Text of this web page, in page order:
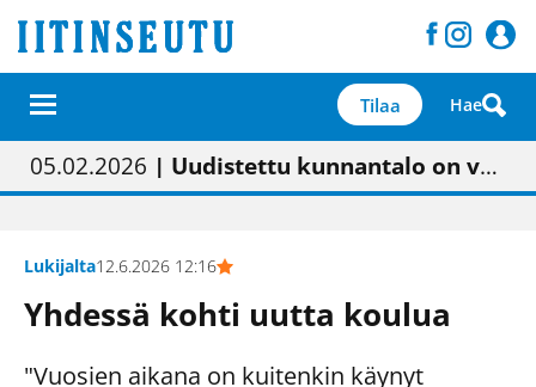
Tilaa Hae
01.02.2026 | Painon vaihtumisen pitäisi näkyä hieman parempana painojäljen laatuna lehdessä
05.02.2026 | Uudistettu kunnantalo on valoisa
23.04.2026 | “Olemme käynnistämässä uudelleen keskustavisiotyön”
09.05.2026| "Maalla on totuttu elämään omavaraisemmin kuin kaupungissa"
Lukijalta12.6.2026 12:16
Yhdessä kohti uutta koulua
"Vuosien aikana on kuitenkin käynyt